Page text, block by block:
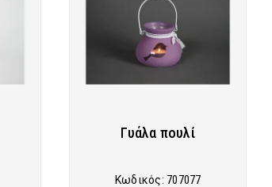
Γυάλα πουλί
Κωδικός: 707077